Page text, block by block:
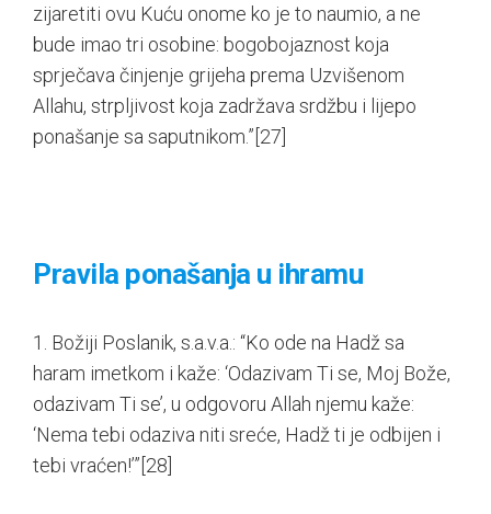
zijaretiti ovu Kuću onome ko je to naumio, a ne
bude imao tri osobine: bogobojaznost koja
sprječava činjenje grijeha prema Uzvišenom
Allahu, strpljivost koja zadržava srdžbu i lijepo
ponašanje sa saputnikom.”[27]
Pravila ponašanja u ihramu
1. Božiji Poslanik, s.a.v.a.: “Ko ode na Hadž sa
haram imetkom i kaže: ‘Odazivam Ti se, Moj Bože,
odazivam Ti se’, u odgovoru Allah njemu kaže:
‘Nema tebi odaziva niti sreće, Hadž ti je odbijen i
tebi vraćen!’”[28]